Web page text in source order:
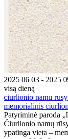
2025 06 03 - 2025
visą dieną
ciurlionio namu
memorialinis
Patyriminė paroda
Čiurlionio namų
ypatinga vieta –